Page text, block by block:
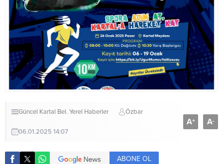
Güncel Kartal Bel. Yerel Haberler Özbar
06.01.2025 14:07
A+ A-
ABONE OL